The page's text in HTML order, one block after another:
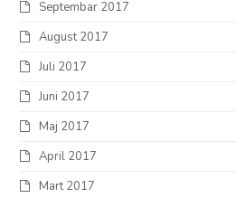
Septembar 2017
August 2017
Juli 2017
Juni 2017
Maj 2017
April 2017
Mart 2017